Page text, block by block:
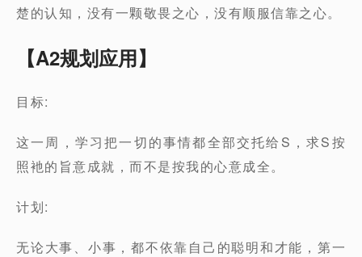
楚的认知，没有一颗敬畏之心，没有顺服信靠之心。
【A2规划应用】
目标:
这一周，学习把一切的事情都全部交托给S，求S按
照衪的旨意成就，而不是按我的心意成全。
计划:
无论大事、小事，都不依靠自己的聪明和才能，第一